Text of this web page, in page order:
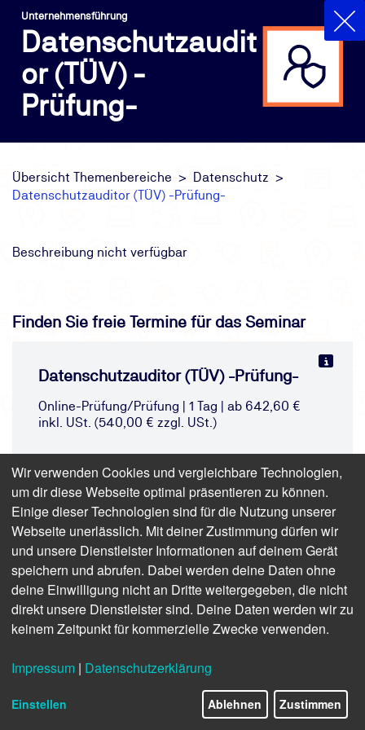
Unternehmensführung
Datenschutzaudit
or (TÜV) -
Prüfung-
Übersicht Themenbereiche
Datenschutz
Datenschutzauditor (TÜV) -Prüfung-
Beschreibung nicht verfügbar
Finden Sie freie Termine für das Seminar
Datenschutzauditor (TÜV) -Prüfung-
Online-Prüfung/Prüfung | 1 Tag | ab 642,60 €
inkl. USt. (540,00 € zzgl. USt.)
Wir verwenden Cookies und vergleichbare Technologien,
um dir diese Webseite optimal präsentieren zu können.
Einige dieser Technologien sind für die Nutzung unserer
Webseite unerlässlich. Mit deiner Zustimmung dürfen wir
und unsere Dienstleister Informationen auf deinem Gerät
speichern und abrufen. Dabei werden deine Daten ohne
deine Einwilligung nicht an Dritte weitergegeben, die nicht
direkt unsere Dienstleister sind. Deine Daten werden wir zu
keinem Zeitpunkt für kommerzielle Zwecke verwenden.
Impressum | Datenschutzerklärung
Einstellen Ablehnen Zustimmen